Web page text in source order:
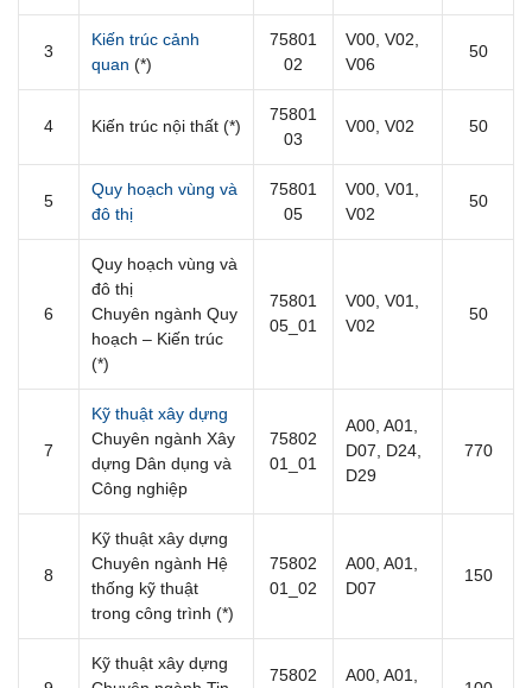
3
Kiến trúc cảnh
quan (*)
75801
02
V00, V02,
V06
50
4 Kiến trúc nội thất (*)
75801
03
V00, V02 50
5
Quy hoạch vùng và
đô thị
75801
05
V00, V01,
V02
50
6
Quy hoạch vùng và
đô thị
Chuyên ngành Quy
hoạch – Kiến trúc
(*)
75801
05_01
V00, V01,
V02
50
7
Kỹ thuật xây dựng
Chuyên ngành Xây
dựng Dân dụng và
Công nghiệp
75802
01_01
A00, A01,
D07, D24,
D29
770
8
Kỹ thuật xây dựng
Chuyên ngành Hệ
thống kỹ thuật
trong công trình (*)
75802
01_02
A00, A01,
D07
150
Kỹ thuật xây dựng
75802 A00, A01,